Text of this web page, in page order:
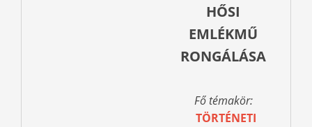
HŐSI
EMLÉKMŰ
RONGÁLÁSA
Fő témakör:
TÖRTÉNETI